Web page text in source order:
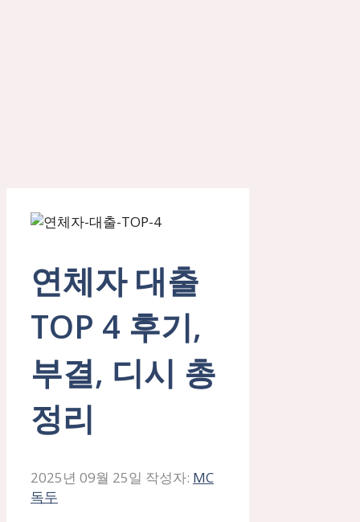
연체자 대출
TOP 4 후기,
부결, 디시 총
정리
2025년 09월 25일 작성자: MC
독두